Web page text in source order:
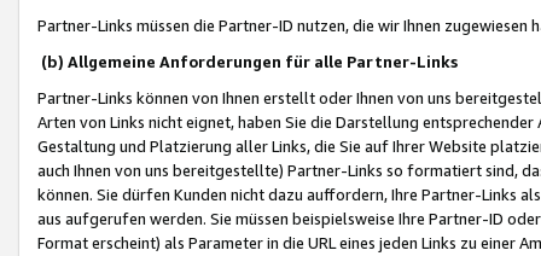
Partner-Links müssen die Partner-ID nutzen, die wir Ihnen zugewiesen
(b) Allgemeine Anforderungen für alle Partner-Links
Partner-Links können von Ihnen erstellt oder Ihnen von uns
Arten von Links nicht eignet, haben Sie die Darstellung
Gestaltung und Platzierung aller Links, die Sie auf Ihrer Website
auch Ihnen von uns bereitgestellte) Partner-Links so formatiert sind,
können. Sie dürfen Kunden nicht dazu auffordern, Ihre Partner-Links
aus aufgerufen werden. Sie müssen beispielsweise Ihre Partner-ID
Format erscheint) als Parameter in die URL eines jeden Links zu einer